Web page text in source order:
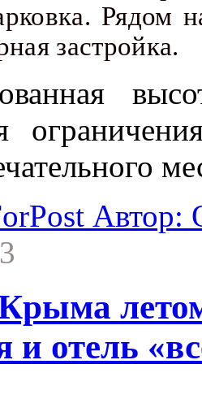
Рядом
застройка.
Автор:
и отель